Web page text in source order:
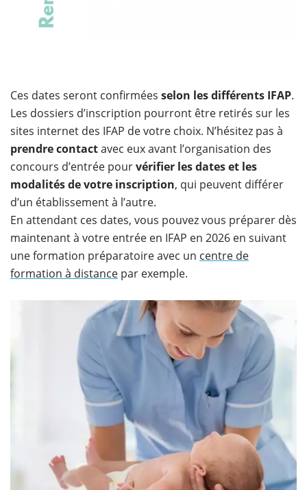
Ces dates seront confirmées selon les différents IFAP.
Les dossiers d’inscription pourront être retirés sur les
sites internet des IFAP de votre choix. N’hésitez pas à
prendre contactavec eux avant l’organisation des
concours d’entrée pourvérifier les dates et les
modalités de votre inscription, qui peuvent différer
d’un établissement à l’autre.
En attendant ces dates, vous pouvez vous préparer dès
maintenant à votre entrée en IFAP en 2026 en suivant
une formation préparatoire avec un centre de
formation à distance par exemple.